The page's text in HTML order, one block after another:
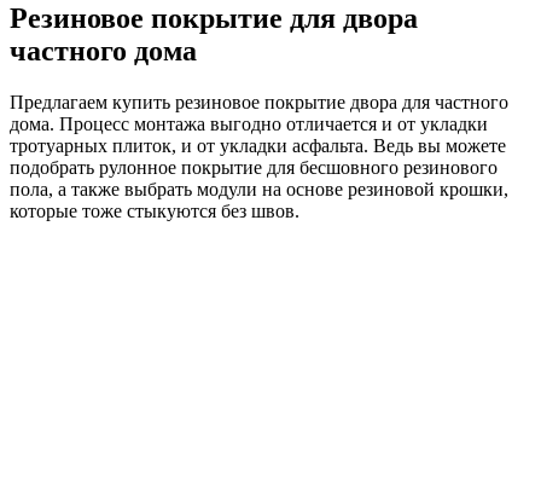
Резиновое покрытие для двора
частного дома
Предлагаем купить резиновое покрытие двора для частного
дома. Процесс монтажа выгодно отличается и от укладки
тротуарных плиток, и от укладки асфальта. Ведь вы можете
подобрать рулонное покрытие для бесшовного резинового
пола, а также выбрать модули на основе резиновой крошки,
которые тоже стыкуются без швов.